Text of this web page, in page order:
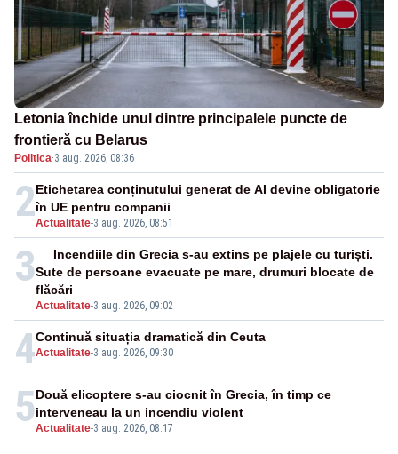
Letonia închide unul dintre principalele puncte de
frontieră cu Belarus
Politica·3 aug. 2026, 08:36
2Actualitate-3 aug. 2026, 08:51
Etichetarea conținutului generat de AI devine obligatorie
în UE pentru companii
3
Actualitate-3 aug. 2026, 09:02
Incendiile din Grecia s-au extins pe plajele cu turiști.
Sute de persoane evacuate pe mare, drumuri blocate de
flăcări
4Actualitate-3 aug. 2026, 09:30
Continuă situația dramatică din Ceuta
5Actualitate-3 aug. 2026, 08:17
Două elicoptere s-au ciocnit în Grecia, în timp ce
interveneau la un incendiu violent